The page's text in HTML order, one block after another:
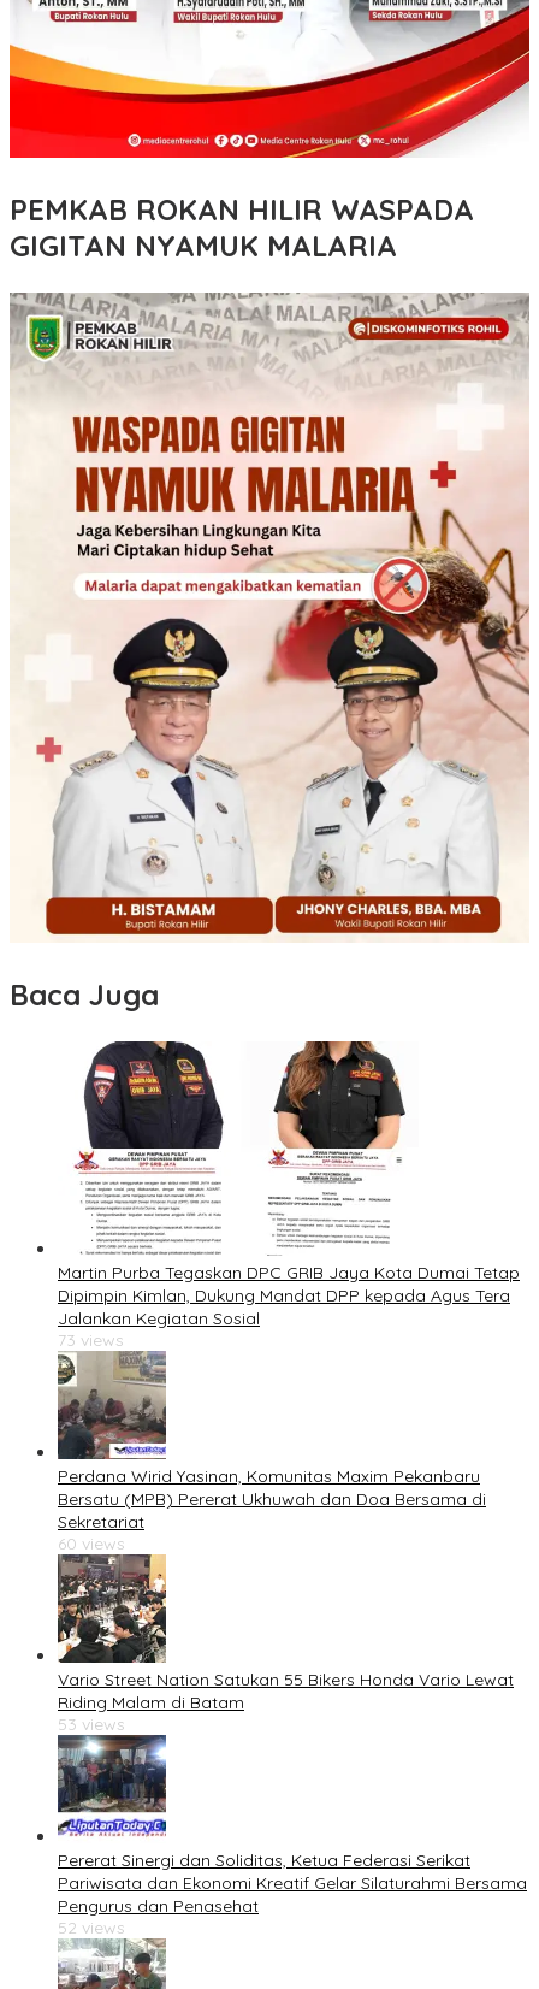
PEMKAB ROKAN HILIR WASPADA
GIGITAN NYAMUK MALARIA
Baca Juga
Martin Purba Tegaskan DPC GRIB Jaya Kota Dumai Tetap
Dipimpin Kimlan, Dukung Mandat DPP kepada Agus Tera
Jalankan Kegiatan Sosial
73 views
Perdana Wirid Yasinan, Komunitas Maxim Pekanbaru
Bersatu (MPB) Pererat Ukhuwah dan Doa Bersama di
Sekretariat
60 views
Vario Street Nation Satukan 55 Bikers Honda Vario Lewat
Riding Malam di Batam
53 views
Pererat Sinergi dan Soliditas, Ketua Federasi Serikat
Pariwisata dan Ekonomi Kreatif Gelar Silaturahmi Bersama
Pengurus dan Penasehat
52 views